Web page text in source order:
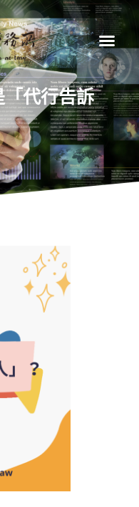
代行告訴